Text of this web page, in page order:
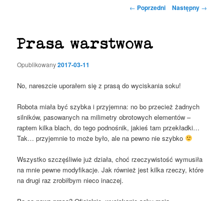
Nawigacja
← Poprzedni Następny →
Prasa warstwowa
Opublikowany2017-03-11
No, nareszcie uporałem się z prasą do wyciskania soku!
Robota miała być szybka i przyjemna: no bo przecież żadnych
silników, pasowanych na milimetry obrotowych elementów –
raptem kilka blach, do tego podnośnik, jakieś tam przekładki…
Tak… przyjemnie to może było, ale na pewno nie szybko
Wszystko szczęśliwie już działa, choć rzeczywistość wymusiła
na mnie pewne modyfikacje. Jak również jest kilka rzeczy, które
na drugi raz zrobiłbym nieco inaczej.